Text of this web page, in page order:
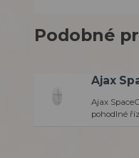
Podobné
Ajax
Ajax
pohodlné